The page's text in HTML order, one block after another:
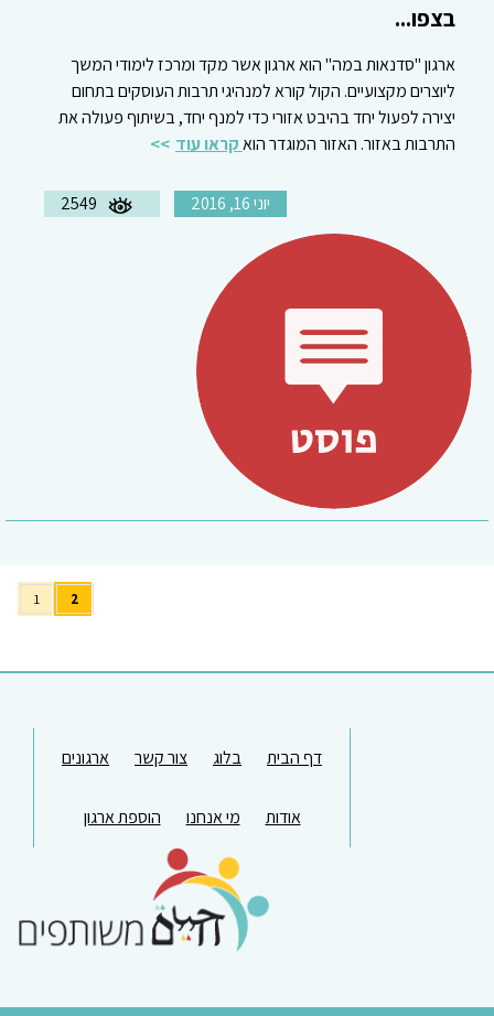
בצפו...
ארגון "סדנאות במה" הוא ארגון אשר מקד ומרכז לימודי המשך
ליוצרים מקצועיים. הקול קורא למנהיגי תרבות העוסקים בתחום
יצירה לפעול יחד בהיבט אזורי כדי למנף יחד, בשיתוף פעולה את
התרבות באזור. האזור המוגדר הואקראו עוד
יוני 16, 2016 2549
1 2
דף הבית בלוג צור קשר ארגונים
אודות מי אנחנו הוספת ארגון